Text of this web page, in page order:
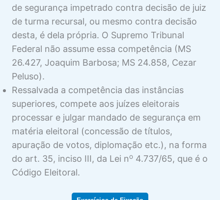
de segurança impetrado contra decisão de juiz
de turma recursal, ou mesmo contra decisão
desta, é dela própria. O Supremo Tribunal
Federal não assume essa competência (MS
26.427, Joaquim Barbosa; MS 24.858, Cezar
Peluso).
Ressalvada a competência das instâncias
superiores, compete aos juízes eleitorais
processar e julgar mandado de segurança em
matéria eleitoral (concessão de títulos,
apuração de votos, diplomação etc.), na forma
do art. 35, inciso III, da Lei no 4.737/65, que é o
Código Eleitoral.